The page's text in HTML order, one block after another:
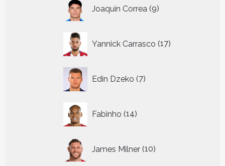
Joaquin Correa 9
producten
Yannick Carrasco 17
producten
Edin Dzeko 7
producten
Fabinho 14
producten
James Milner 10
producten